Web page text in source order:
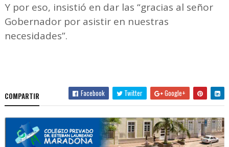
Y por eso, insistió en dar las “gracias al señor
Gobernador por asistir en nuestras
necesidades”.
COMPARTIR Facebook Twitter Google+